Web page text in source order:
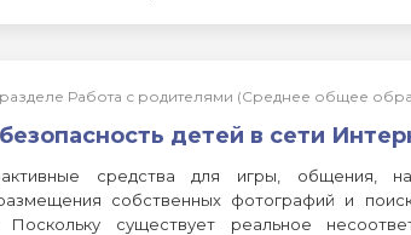
Работа с родителями (Среднее общее
детей в сети
средства для игры, общения,
собственных фотографий и
Поскольку существует реальное